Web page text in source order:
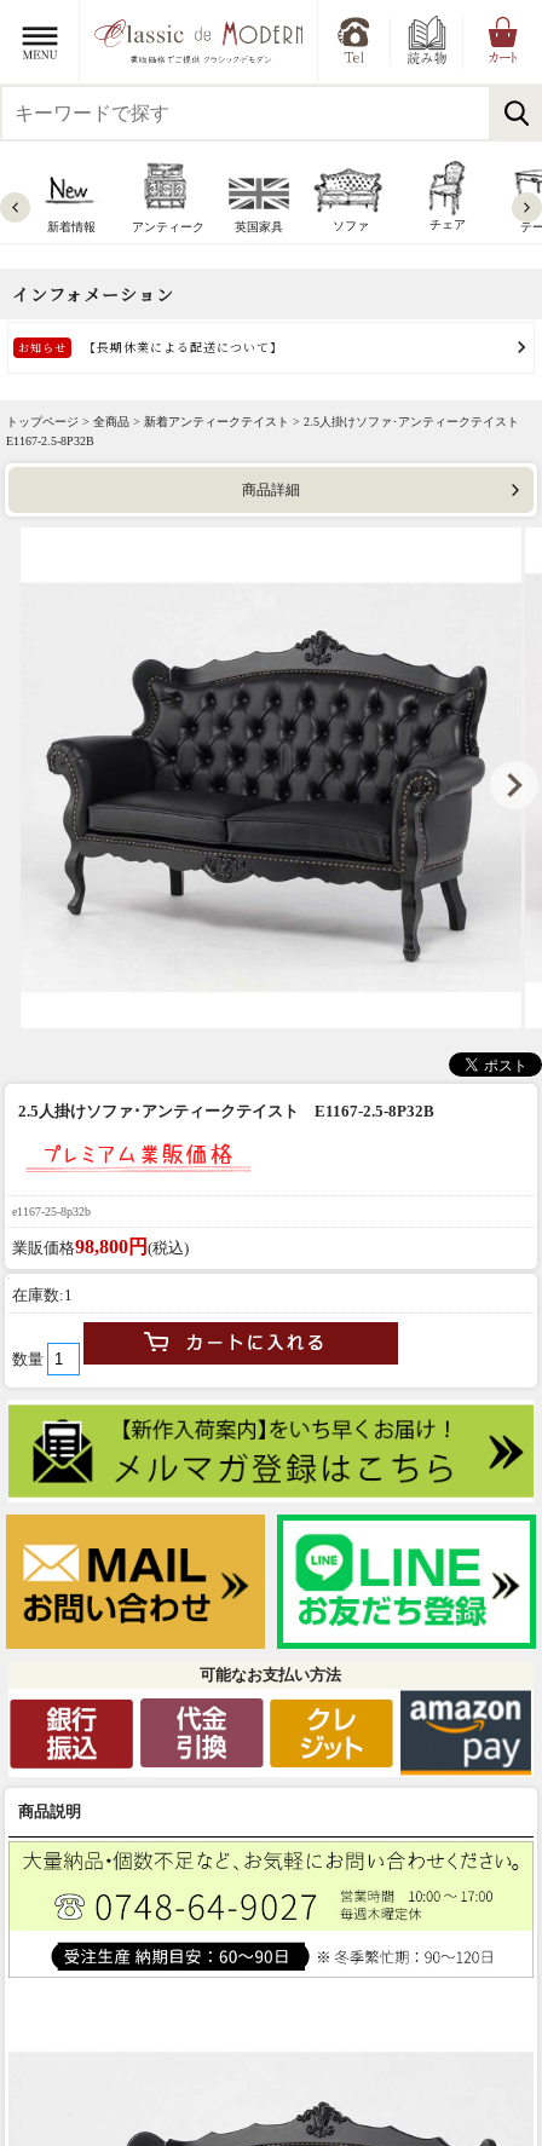
新着情報 アンティーク 英国家具 ソファ チェア テ
トップページ > 全商品 > 新着アンティークテイスト > 2.5人掛けソファ･アンティークテイスト
E1167-2.5-8P32B
商品詳細
2.5人掛けソファ･アンティークテイスト E1167-2.5-8P32B
e1167-25-8p32b
業販価格98,800円 (税込)
在庫数:1
数量
可能なお支払い方法
商品説明